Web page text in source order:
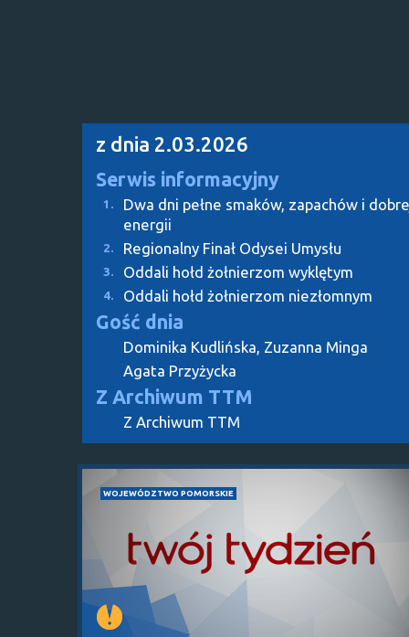
z dnia 2.03.2026
Serwis informacyjny
1.
Dwa dni pełne smaków, zapachów i
energii
2. Regionalny Finał Odysei Umysłu
3. Oddali hołd żołnierzom wyklętym
4. Oddali hołd żołnierzom niezłomnym
Gość dnia
Dominika Kudlińska, Zuzanna Minga
Agata Przyżycka
Z Archiwum TTM
Z Archiwum TTM
WOJEWÓDZTWO POMORSKIE